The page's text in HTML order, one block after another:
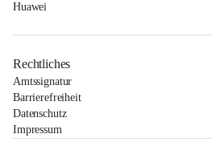
Huawei
Rechtliches
Amtssignatur
Barrierefreiheit
Datenschutz
Impressum